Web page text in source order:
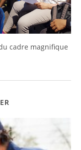
cadre magnifique